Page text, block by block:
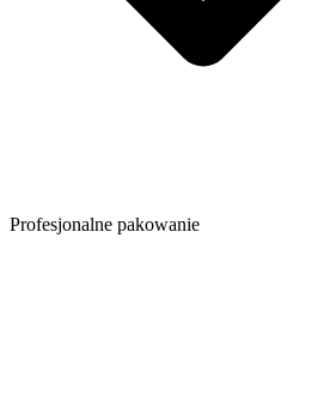
Profesjonalne pakowanie